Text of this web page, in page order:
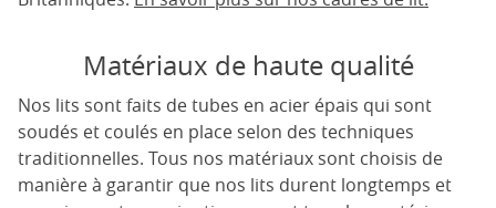
Matériaux de haute qualité
Nos lits sont faits de tubes en acier épais qui sont
soudés et coulés en place selon des techniques
traditionnelles. Tous nos matériaux sont choisis de
manière à garantir que nos lits durent longtemps et